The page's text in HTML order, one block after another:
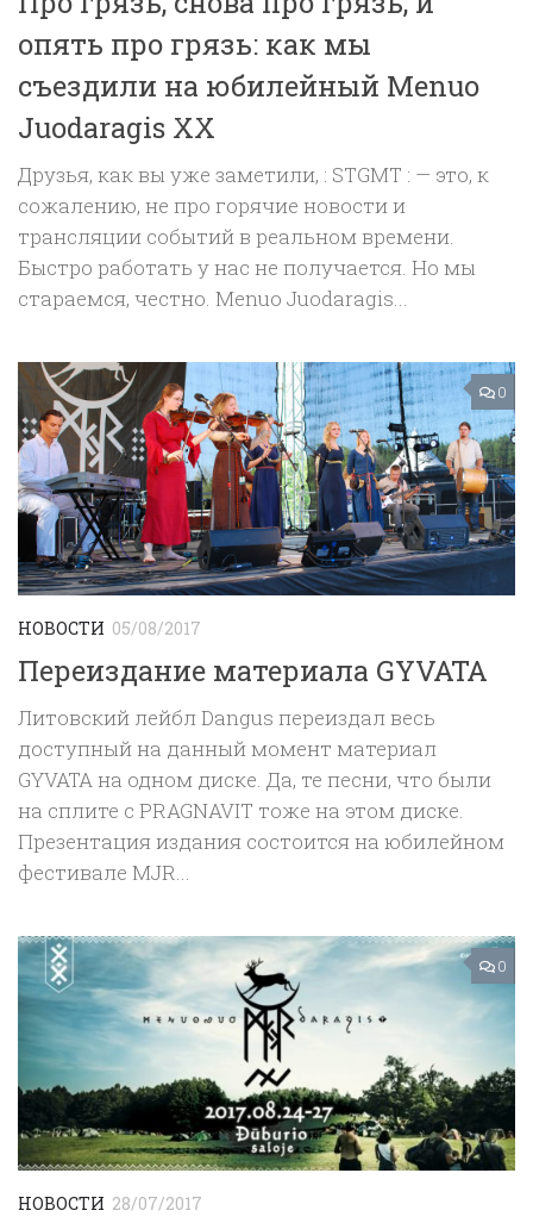
опять про грязь: как мы
съездили на юбилейный Menuo
Juodaragis XX
Друзья, как вы уже заметили, : STGMT : — это, к
сожалению, не про горячие новости и
трансляции событий в реальном времени.
Быстро работать у нас не получается. Но мы
стараемся, честно. Menuo Juodaragis...
0
НОВОСТИ 05/08/2017
Переиздание материала GYVATA
Литовский лейбл Dangus переиздал весь
доступный на данный момент материал
GYVATA на одном диске. Да, те песни, что были
на сплите с PRAGNAVIT тоже на этом диске.
Презентация издания состоится на юбилейном
фестивале MJR...
0
НОВОСТИ 28/07/2017